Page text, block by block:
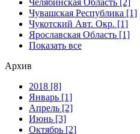
Челябинская Область [2]
Чувашская Республика [1]
Чукотский Авт. Окр. [1]
Ярославская Область [1]
Показать все
Архив
2018 [8]
Январь [1]
Апрель [2]
Июнь [3]
Октябрь [2]